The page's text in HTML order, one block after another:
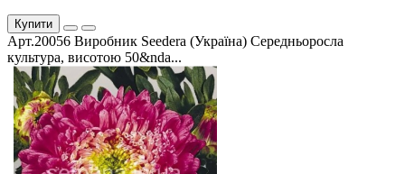
Купити
Арт.20056 Виробник Seedera (Україна) Середньоросла
культура, висотою 50&nda...